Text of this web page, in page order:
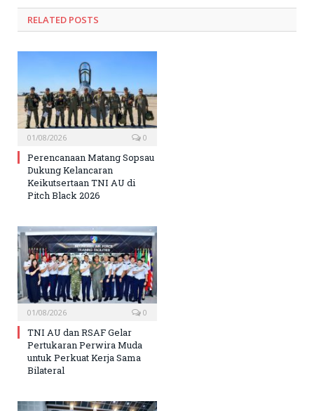
RELATED POSTS
01/08/2026 0
Perencanaan Matang Sopsau
Dukung Kelancaran
Keikutsertaan TNI AU di
Pitch Black 2026
01/08/2026 0
TNI AU dan RSAF Gelar
Pertukaran Perwira Muda
untuk Perkuat Kerja Sama
Bilateral